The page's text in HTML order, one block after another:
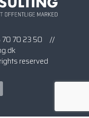
70 70 23 50 //
reserved